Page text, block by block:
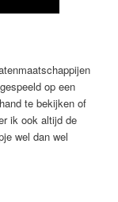
op een
te bekijken of
ik ook altijd de
wel dan wel